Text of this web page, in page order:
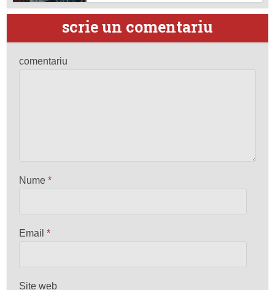
scrie un comentariu
comentariu
Nume*
Email*
Site web